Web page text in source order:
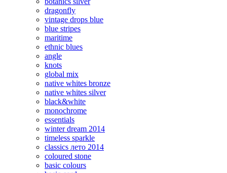
dragonfly
vintage drops blue
blue stripes
maritime
ethnic blues
angle
knots
global mix
native whites bronze
native whites silver
black&white
monochrome
essentials
winter dream 2014
timeless sparkle
classics лето 2014
coloured stone
basic colours